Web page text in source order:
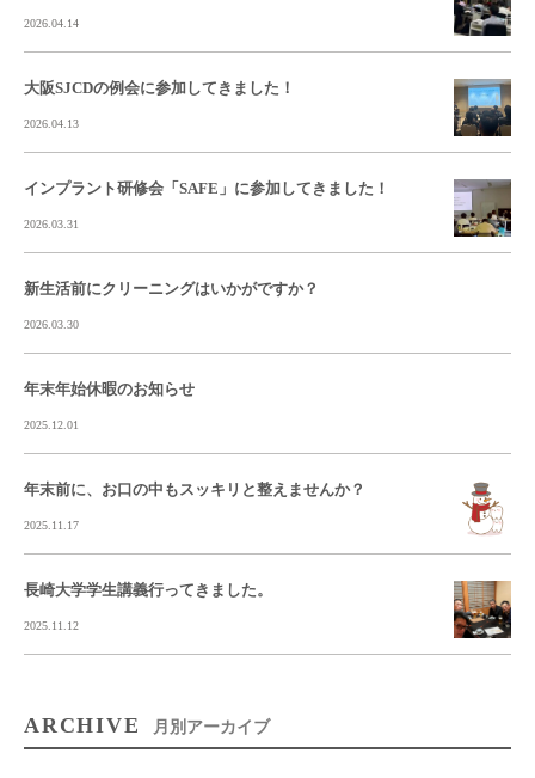
2026.04.14
大阪SJCDの例会に参加してきました！
2026.04.13
インプラント研修会「SAFE」に参加してきました！
2026.03.31
新生活前にクリーニングはいかがですか？
2026.03.30
年末年始休暇のお知らせ
2025.12.01
年末前に、お口の中もスッキリと整えませんか？
2025.11.17
長崎大学学生講義行ってきました。
2025.11.12
ARCHIVE 月別アーカイブ